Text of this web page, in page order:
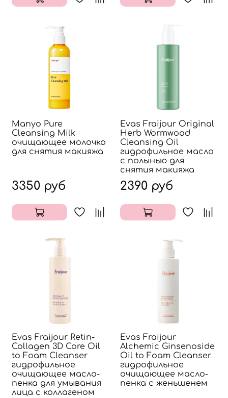
Manyo Pure
Cleansing Milk
очищающее молочко
для снятия макияжа
3350 руб
Evas Fraijour Original
Herb Wormwood
Cleansing Oil
гидрофильное масло
с полынью для
снятия макияжа
2390 руб
Evas Fraijour Retin-
Collagen 3D Core Oil
to Foam Cleanser
гидрофильное
очищающее масло-
пенка для умывания
лица с коллагеном
Evas Fraijour
Alchemic Ginsenoside
Oil to Foam Cleanser
гидрофильное
очищающее масло-
пенка с женьшенем